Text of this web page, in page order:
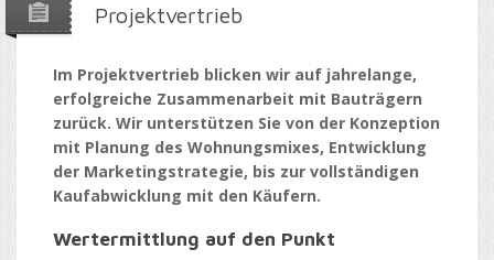
Projektvertrieb
Im Projektvertrieb blicken wir auf jahrelange,
erfolgreiche Zusammenarbeit mit Bauträgern
zurück. Wir unterstützen Sie von der Konzeption
mit Planung des Wohnungsmixes, Entwicklung
der Marketingstrategie, bis zur vollständigen
Kaufabwicklung mit den Käufern.
Wertermittlung auf den Punkt